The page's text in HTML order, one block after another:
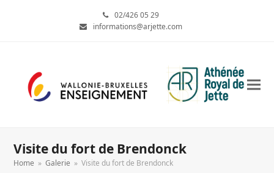
02/426 05 29
informations@arjette.com
Visite du fort de Brendonck
Home » Galerie » Visite du fort de Brendonck